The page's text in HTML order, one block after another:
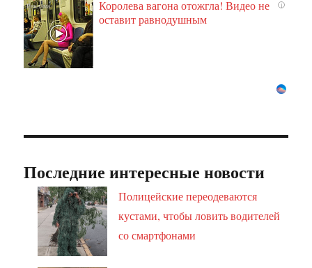
i
Королева вагона отожгла! Видео не
оставит равнодушным
Последние интересные новости
Полицейские переодеваются
кустами, чтобы ловить водителей
со смартфонами